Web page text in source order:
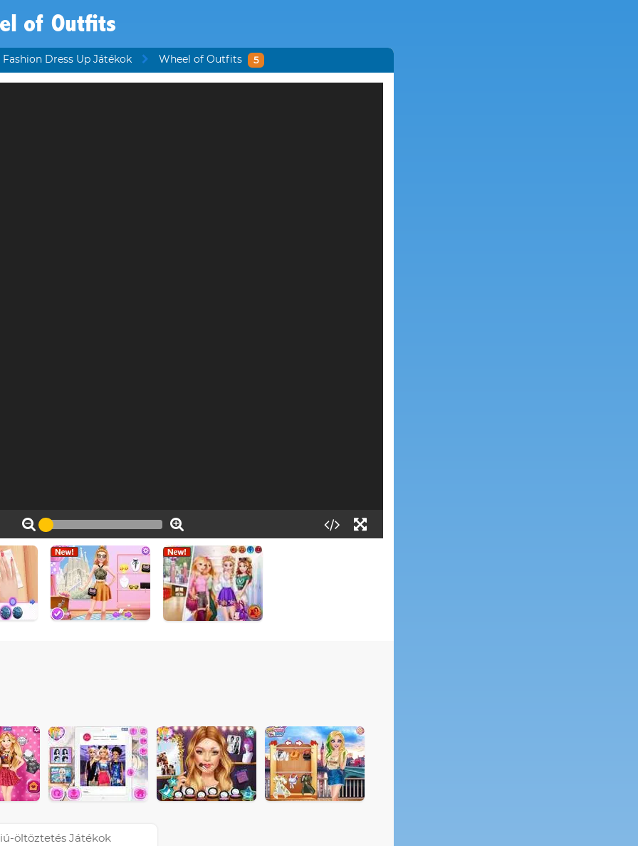
of Outfits
Fashion Dress Up Játékok Wheel of Outfits 5
öltöztetés Játékok